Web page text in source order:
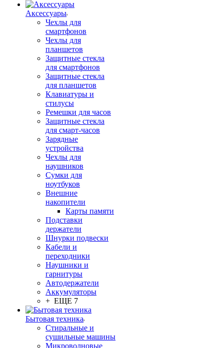
Аксессуары
Чехлы для
смартфонов
Чехлы для
планшетов
Защитные стекла
для смартфонов
Защитные стекла
для планшетов
Клавиатуры и
стилусы
Ремешки для часов
Защитные стекла
для смарт-часов
Зарядные
устройства
Чехлы для
наушников
Сумки для
ноутбуков
Внешние
накопители
Карты памяти
Подставки
держатели
Шнурки подвески
Кабели и
переходники
Наушники и
гарнитуры
Автодержатели
Аккумуляторы
+ ЕЩЕ 7
Бытовая техника
Стиральные и
сушильные машины
Микроволновые